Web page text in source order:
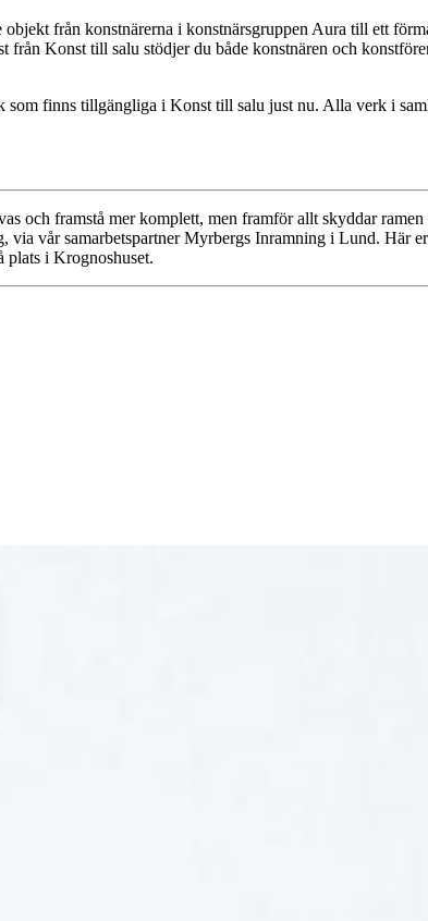
från konstnärerna i konstnärsgruppen Aura till ett
Konst till salu stödjer du både konstnären och
finns tillgängliga i Konst till salu just nu. Alla verk i
och framstå mer komplett, men framför allt skyddar
vår samarbetspartner Myrbergs Inramning i Lund. Här
plats i Krognoshuset.